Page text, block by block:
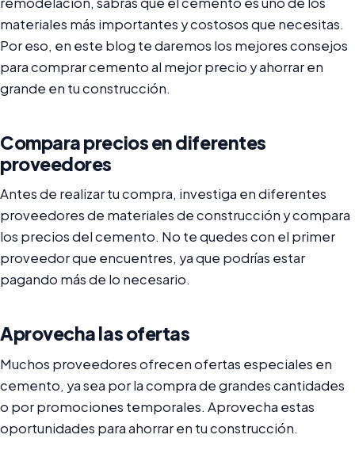
materiales más importantes y costosos que necesitas.
Por eso, en este blog te daremos los mejores consejos
para comprar cemento al mejor precio y ahorrar en
grande en tu construcción.
Compara precios en diferentes
proveedores
Antes de realizar tu compra, investiga en diferentes
proveedores de materiales de construcción y compara
los precios del cemento. No te quedes con el primer
proveedor que encuentres, ya que podrías estar
pagando más de lo necesario.
Aprovecha las ofertas
Muchos proveedores ofrecen ofertas especiales en
cemento, ya sea por la compra de grandes cantidades
o por promociones temporales. Aprovecha estas
oportunidades para ahorrar en tu construcción.